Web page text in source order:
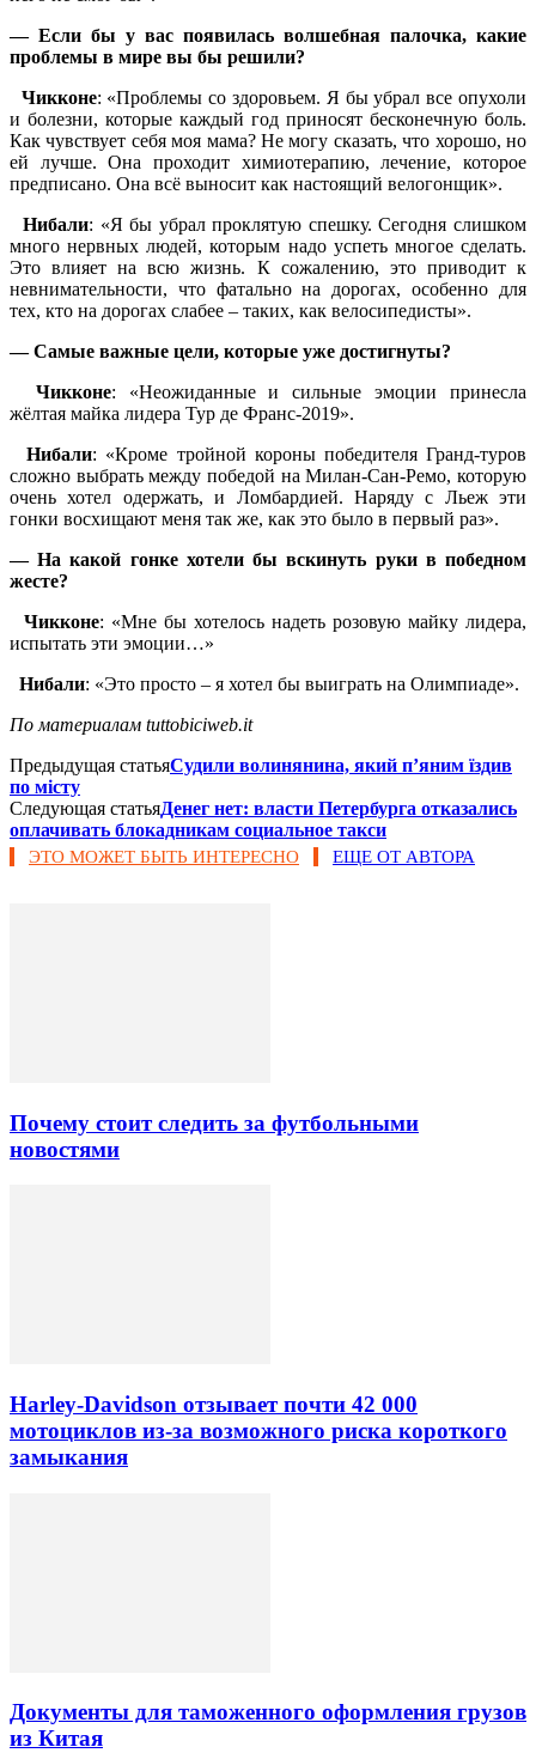
— Если бы у вас появилась волшебная палочка, какие
проблемы в мире вы бы решили?
Чикконе: «Проблемы со здоровьем. Я бы убрал все опухоли
и болезни, которые каждый год приносят бесконечную боль.
Как чувствует себя моя мама? Не могу сказать, что хорошо, но
ей лучше. Она проходит химиотерапию, лечение, которое
предписано. Она всё выносит как настоящий велогонщик».
Нибали: «Я бы убрал проклятую спешку. Сегодня слишком
много нервных людей, которым надо успеть многое сделать.
Это влияет на всю жизнь. К сожалению, это приводит к
невнимательности, что фатально на дорогах, особенно для
тех, кто на дорогах слабее – таких, как велосипедисты».
— Самые важные цели, которые уже достигнуты?
Чикконе: «Неожиданные и сильные эмоции принесла
жёлтая майка лидера Тур де Франс-2019».
Нибали: «Кроме тройной короны победителя Гранд-туров
сложно выбрать между победой на Милан-Сан-Ремо, которую
очень хотел одержать, и Ломбардией. Наряду с Льеж эти
гонки восхищают меня так же, как это было в первый раз».
— На какой гонке хотели бы вскинуть руки в победном
жесте?
Чикконе: «Мне бы хотелось надеть розовую майку лидера,
испытать эти эмоции…»
Нибали: «Это просто – я хотел бы выиграть на Олимпиаде».
По материалам tuttobiciweb.it
Предыдущая статьяСудили волинянина, який п’яним їздив
по місту
Следующая статьяДенег нет: власти Петербурга отказались
оплачивать блокадникам социальное такси
ЭТО МОЖЕТ БЫТЬ ИНТЕРЕСНО ЕЩЕ ОТ АВТОРА
Почему стоит следить за футбольными
новостями
Harley-Davidson отзывает почти 42 000
мотоциклов из-за возможного риска короткого
замыкания
Документы для таможенного оформления грузов
из Китая